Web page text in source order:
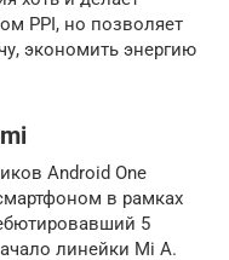
PPI, но позволяет
экономить энергию
Android One
в рамках
5
линейки Mi A.